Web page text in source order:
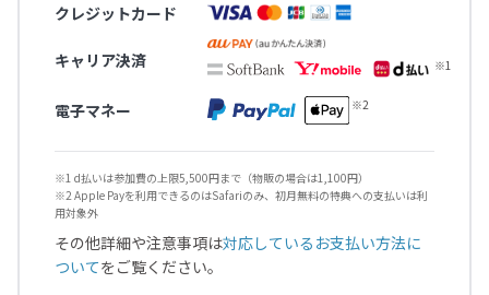
クレジットカード
キャリア決済
電子マネー
※1 d払いは参加費の上限5,500円まで（物販の場合は1,100円）
※2 Apple Payを利用できるのはSafariのみ、初月無料の特典への支払いは利
用対象外
その他詳細や注意事項は対応しているお支払い方法に
ついてをご覧ください。